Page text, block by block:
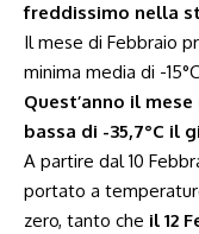
freddissimo nella
Il mese di Febbraio
minima media di -
Quest’anno il
bassa di -35,7°C il
A partire dal 10
portato a
zero, tanto che il 12